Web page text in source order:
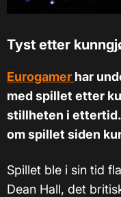
Tyst etter
Eurogamer har
med spillet etter
stillheten i
om spillet siden
Spillet ble i sin tid
Dean Hall, det